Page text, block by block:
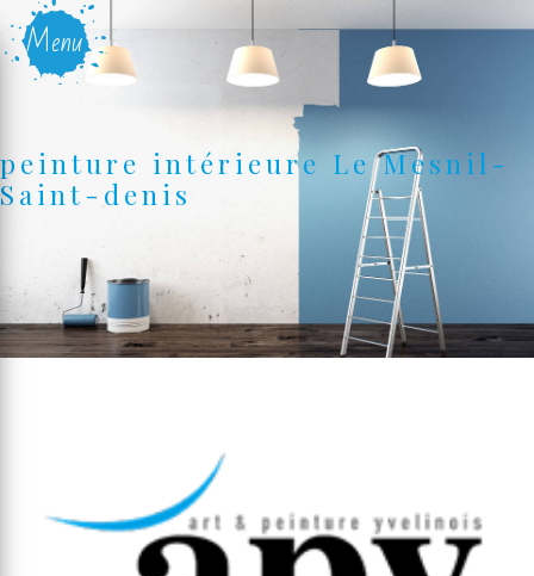
Menu
peinture intérieure Le Mesnil-
Saint-denis
Panneau de gestion des cookies